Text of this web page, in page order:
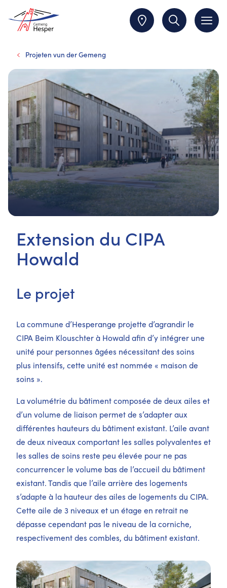
Projeten vun der Gemeng
Extension du CIPA
Howald
Le projet
La commune d’Hesperange projette d’agrandir le
CIPA Beim Klouschter à Howald afin d’y intégrer une
unité pour personnes âgées nécessitant des soins
plus intensifs, cette unité est nommée « maison de
soins ».
La volumétrie du bâtiment composée de deux ailes et
d’un volume de liaison permet de s’adapter aux
différentes hauteurs du bâtiment existant. L’aile avant
de deux niveaux comportant les salles polyvalentes et
les salles de soins reste peu élevée pour ne pas
concurrencer le volume bas de l’accueil du bâtiment
existant. Tandis que l’aile arrière des logements
s’adapte à la hauteur des ailes de logements du CIPA.
Cette aile de 3 niveaux et un étage en retrait ne
dépasse cependant pas le niveau de la corniche,
respectivement des combles, du bâtiment existant.